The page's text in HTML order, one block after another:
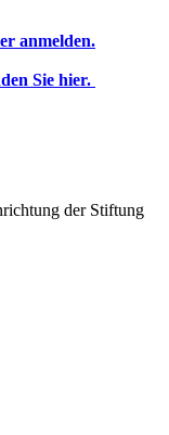
anmelden.
Sie hier.
der Stiftung